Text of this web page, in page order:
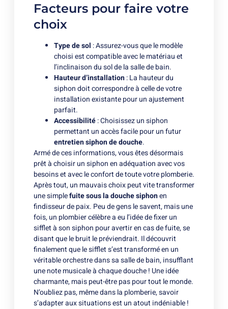
Facteurs pour faire votre
choix
Type de sol : Assurez-vous que le modèle
choisi est compatible avec le matériau et
l’inclinaison du sol de la salle de bain.
Hauteur d’installation: La hauteur du
siphon doit correspondre à celle de votre
installation existante pour un ajustement
parfait.
Accessibilité: Choisissez un siphon
permettant un accès facile pour un futur
entretien siphon de douche.
Armé de ces informations, vous êtes désormais
prêt à choisir un siphon en adéquation avec vos
besoins et avec le confort de toute votre plomberie.
Après tout, un mauvais choix peut vite transformer
une simplefuite sous la douche siphonen
findisseur de paix. Peu de gens le savent, mais une
fois, un plombier célèbre a eu l’idée de fixer un
sifflet à son siphon pour avertir en cas de fuite, se
disant que le bruit le préviendrait. Il découvrit
finalement que le sifflet s’est transformé en un
véritable orchestre dans sa salle de bain, insufflant
une note musicale à chaque douche ! Une idée
charmante, mais peut-être pas pour tout le monde.
N’oubliez pas, même dans la plomberie, savoir
s’adapter aux situations est un atout indéniable !